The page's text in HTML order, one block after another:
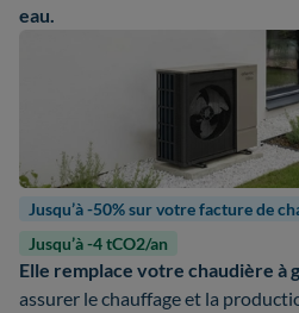
eau.
Jusqu’à -50% sur votre facture de
Jusqu’à -4 tCO2/an
Elle remplace votre chaudière à
assurer le chauffage et la